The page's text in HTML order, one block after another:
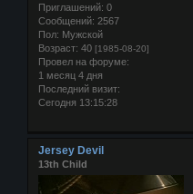
Приглашений: 0
Сообщений: 2567
Пол: Мужской
Возраст: 40 [1985-08-20]
Провел на форуме:
1 месяц 4 дня
Последний визит:
Сегодня 13:15:28
Jersey Devil
13th Child